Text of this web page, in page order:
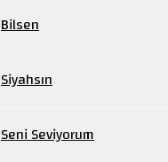
Bilsen
Siyahsın
Seni Seviyorum